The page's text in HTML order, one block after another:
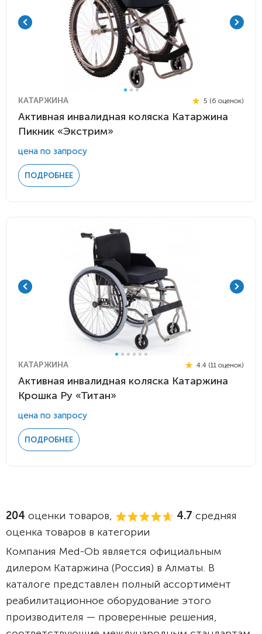
КАТАРЖИНА 5 (6 оценок)
Активная инвалидная коляска Катаржина
Пикник «Экстрим»
цена по запросу
ПОДРОБНЕЕ
КАТАРЖИНА 4.4 (11 оценок)
Активная инвалидная коляска Катаржина
Крошка Ру «Титан»
цена по запросу
ПОДРОБНЕЕ
204 оценки товаров, 4.7 средняя
оценка товаров в категории
Компания Med-Ob является официальным
дилером Катаржина (Россия) в Алматы. В
каталоге представлен полный ассортимент
реабилитационное оборудование этого
производителя — проверенные решения,